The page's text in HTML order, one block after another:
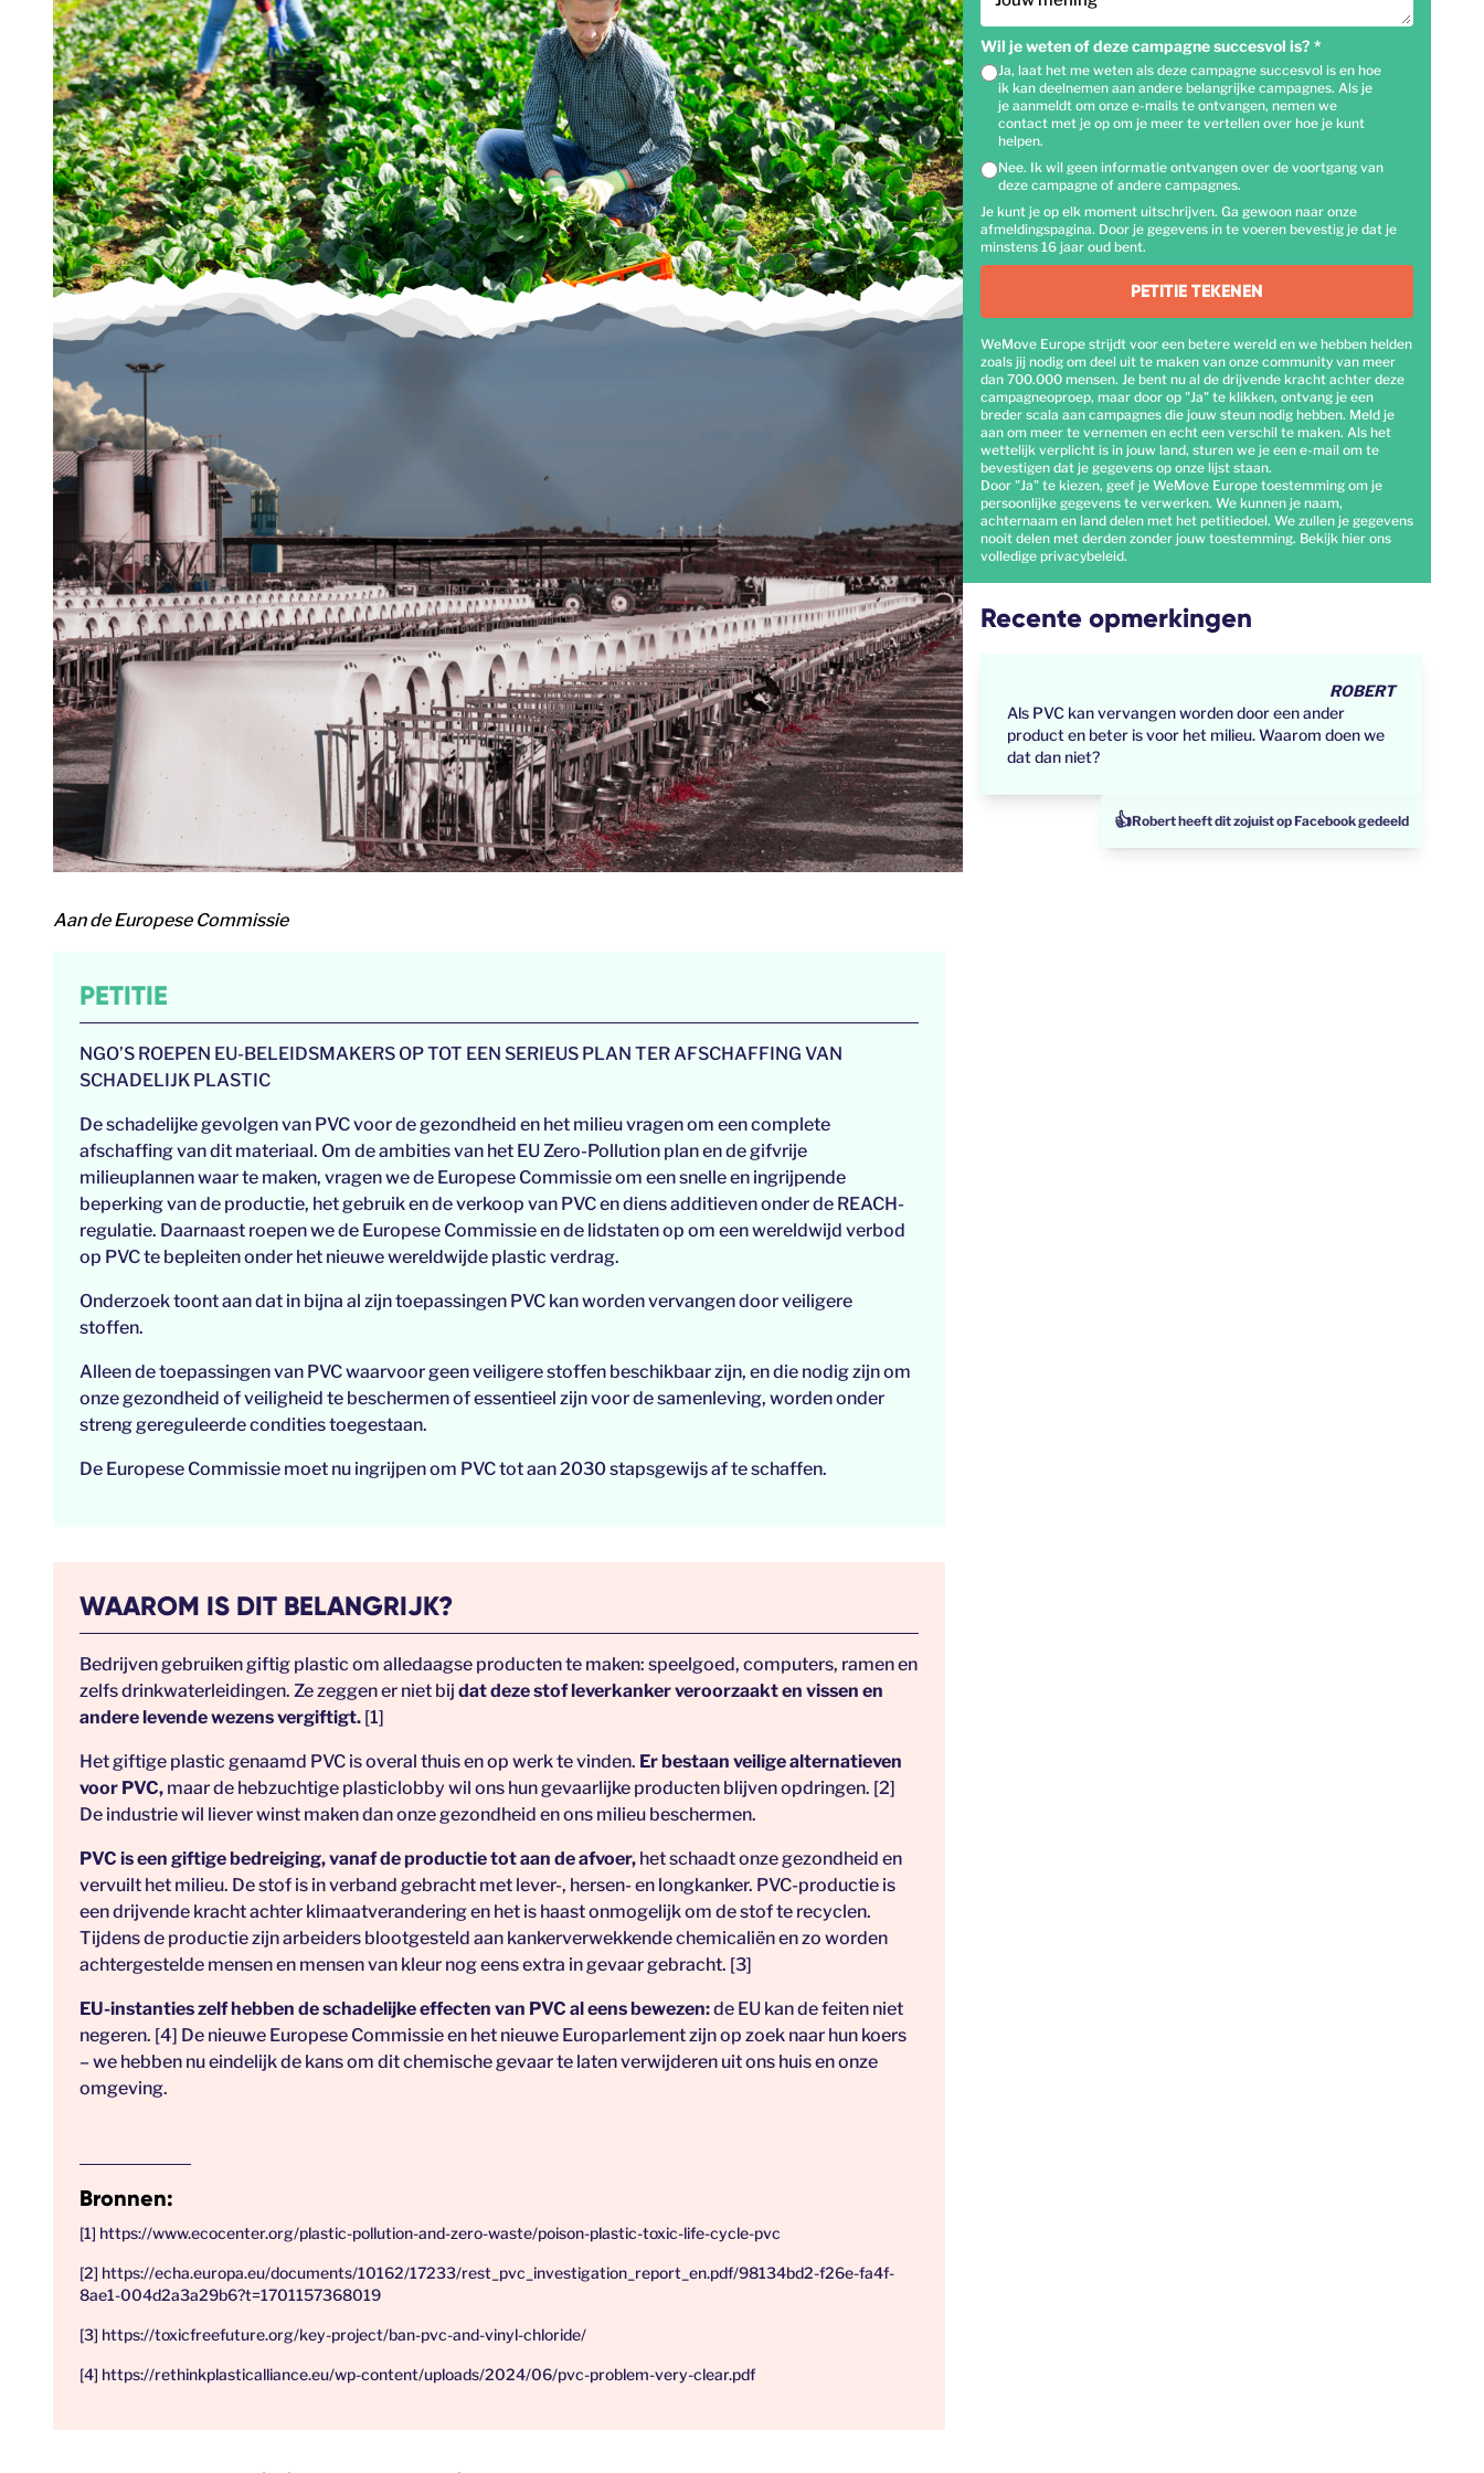
Aan de Europese Commissie
PETITIE
NGO’S ROEPEN EU-BELEIDSMAKERS OP TOT EEN SERIEUS PLAN TER AFSCHAFFING VAN
SCHADELIJK PLASTIC
De schadelijke gevolgen van PVC voor de gezondheid en het milieu vragen om een complete
afschaffing van dit materiaal. Om de ambities van het EU Zero-Pollution plan en de gifvrije
milieuplannen waar te maken, vragen we de Europese Commissie om een snelle en ingrijpende
beperking van de productie, het gebruik en de verkoop van PVC en diens additieven onder de REACH-
regulatie. Daarnaast roepen we de Europese Commissie en de lidstaten op om een wereldwijd verbod
op PVC te bepleiten onder het nieuwe wereldwijde plastic verdrag.
Onderzoek toont aan dat in bijna al zijn toepassingen PVC kan worden vervangen door veiligere
stoffen.
Alleen de toepassingen van PVC waarvoor geen veiligere stoffen beschikbaar zijn, en die nodig zijn om
onze gezondheid of veiligheid te beschermen of essentieel zijn voor de samenleving, worden onder
streng gereguleerde condities toegestaan.
De Europese Commissie moet nu ingrijpen om PVC tot aan 2030 stapsgewijs af te schaffen.
WAAROM IS DIT BELANGRIJK?
Bedrijven gebruiken giftig plastic om alledaagse producten te maken: speelgoed, computers, ramen en
zelfs drinkwaterleidingen. Ze zeggen er niet bij dat deze stof leverkanker veroorzaakt en vissen en
andere levende wezens vergiftigt. [1]
Het giftige plastic genaamd PVC is overal thuis en op werk te vinden. Er bestaan veilige alternatieven
voor PVC, maar de hebzuchtige plasticlobby wil ons hun gevaarlijke producten blijven opdringen. [2]
De industrie wil liever winst maken dan onze gezondheid en ons milieu beschermen.
PVC is een giftige bedreiging, vanaf de productie tot aan de afvoer, het schaadt onze gezondheid en
vervuilt het milieu. De stof is in verband gebracht met lever-, hersen- en longkanker. PVC-productie is
een drijvende kracht achter klimaatverandering en het is haast onmogelijk om de stof te recyclen.
Tijdens de productie zijn arbeiders blootgesteld aan kankerverwekkende chemicaliën en zo worden
achtergestelde mensen en mensen van kleur nog eens extra in gevaar gebracht. [3]
EU-instanties zelf hebben de schadelijke effecten van PVC al eens bewezen:de EU kan de feiten niet
negeren. [4] De nieuwe Europese Commissie en het nieuwe Europarlement zijn op zoek naar hun koers
– we hebben nu eindelijk de kans om dit chemische gevaar te laten verwijderen uit ons huis en onze
omgeving.
Bronnen:
[1] https://www.ecocenter.org/plastic-pollution-and-zero-waste/poison-plastic-toxic-life-cycle-pvc
[2] https://echa.europa.eu/documents/10162/17233/rest_pvc_investigation_report_en.pdf/98134bd2-f26e-fa4f-
8ae1-004d2a3a29b6?t=1701157368019
[3] https://toxicfreefuture.org/key-project/ban-pvc-and-vinyl-chloride/
[4] https://rethinkplasticalliance.eu/wp-content/uploads/2024/06/pvc-problem-very-clear.pdf
Wil je weten of deze campagne succesvol is? *
Ja, laat het me weten als deze campagne succesvol is en hoe
ik kan deelnemen aan andere belangrijke campagnes. Als je
je aanmeldt om onze e-mails te ontvangen, nemen we
contact met je op om je meer te vertellen over hoe je kunt
helpen.
Nee. Ik wil geen informatie ontvangen over de voortgang van
deze campagne of andere campagnes.
Je kunt je op elk moment uitschrijven. Ga gewoon naar onze
afmeldingspagina. Door je gegevens in te voeren bevestig je dat je
minstens 16 jaar oud bent.
PETITIE TEKENEN
WeMove Europe strijdt voor een betere wereld en we hebben helden
zoals jij nodig om deel uit te maken van onze community van meer
dan 700.000 mensen. Je bent nu al de drijvende kracht achter deze
campagneoproep, maar door op "Ja" te klikken, ontvang je een
breder scala aan campagnes die jouw steun nodig hebben. Meld je
aan om meer te vernemen en echt een verschil te maken. Als het
wettelijk verplicht is in jouw land, sturen we je een e-mail om te
bevestigen dat je gegevens op onze lijst staan.
Door "Ja" te kiezen, geef je WeMove Europe toestemming om je
persoonlijke gegevens te verwerken. We kunnen je naam,
achternaam en land delen met het petitiedoel. We zullen je gegevens
nooit delen met derden zonder jouw toestemming. Bekijk hierons
volledige privacybeleid.
Recente opmerkingen
ROBERT
Als PVC kan vervangen worden door een ander
product en beter is voor het milieu. Waarom doen we
dat dan niet?
👍Patricia heeft dit zojuist op Facebook gedeeld